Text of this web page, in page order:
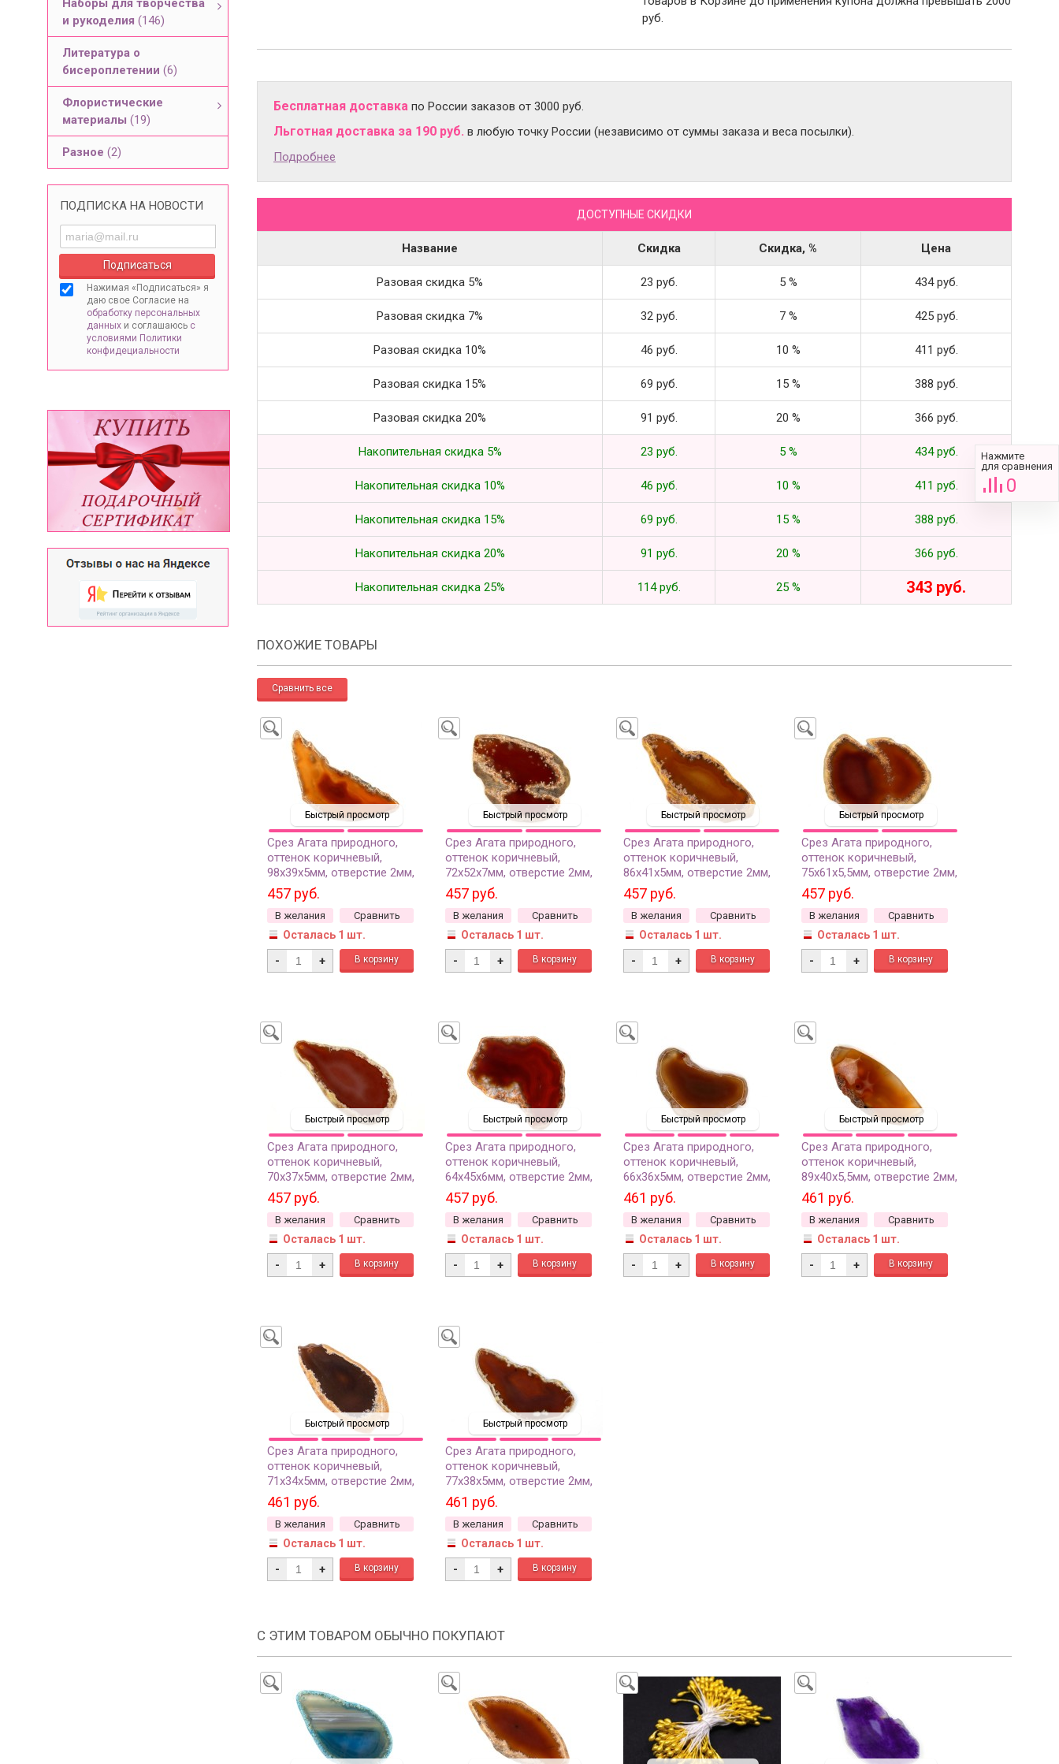
Наборы для творчества
и рукоделия (146)
Литература о
бисероплетении (6)
Флористические
материалы (19)
Разное (2)
ПОДПИСКА НА НОВОСТИ
Нажимая «Подписаться» я
даю свое Согласие на
обработку персональных
данных и соглашаюсь с
условиями Политики
конфидециальности
руб.
Бесплатная доставка по России заказов от 3000 руб.
Льготная доставка за 190 руб. в любую точку России (независимо от суммы заказа и веса посылки).
Подробнее
ДОСТУПНЫЕ СКИДКИ
Название Скидка Скидка, % Цена
Разовая скидка 5% 23 руб. 5 % 434 руб.
Разовая скидка 7% 32 руб. 7 % 425 руб.
Разовая скидка 10% 46 руб. 10 % 411 руб.
Разовая скидка 15% 69 руб. 15 % 388 руб.
Разовая скидка 20% 91 руб. 20 % 366 руб.
Накопительная скидка 5% 23 руб. 5 % 434 руб.
Накопительная скидка 10% 46 руб. 10 % 411 руб.
Накопительная скидка 15% 69 руб. 15 % 388 руб.
Накопительная скидка 20% 91 руб. 20 % 366 руб.
Накопительная скидка 25% 114 руб. 25 % 343 руб.
ПОХОЖИЕ ТОВАРЫ
Быстрый просмотр
Срез Агата природного,
оттенок коричневый,
98х39х5мм, отверстие 2мм,
37-214, 1шт
457 руб.
В желания Сравнить
Осталась 1 шт.
- +
Быстрый просмотр
Срез Агата природного,
оттенок коричневый,
72х52х7мм, отверстие 2мм,
37-235, 1шт
457 руб.
В желания Сравнить
Осталась 1 шт.
- +
Быстрый просмотр
Срез Агата природного,
оттенок коричневый,
86х41х5мм, отверстие 2мм,
37-375, 1шт
457 руб.
В желания Сравнить
Осталась 1 шт.
- +
Быстрый просмотр
Срез Агата природного,
оттенок коричневый,
75х61х5,5мм, отверстие 2мм,
37-376, 1шт
457 руб.
В желания Сравнить
Осталась 1 шт.
- +
Быстрый просмотр
Срез Агата природного,
оттенок коричневый,
70х37х5мм, отверстие 2мм,
37-382, 1шт
457 руб.
В желания Сравнить
Осталась 1 шт.
- +
Быстрый просмотр
Срез Агата природного,
оттенок коричневый,
64х45х6мм, отверстие 2мм,
37-386, 1шт
457 руб.
В желания Сравнить
Осталась 1 шт.
- +
Быстрый просмотр
Срез Агата природного,
оттенок коричневый,
66х36х5мм, отверстие 2мм,
37-222, 1шт
461 руб.
В желания Сравнить
Осталась 1 шт.
- +
Быстрый просмотр
Срез Агата природного,
оттенок коричневый,
89х40х5,5мм, отверстие 2мм,
37-216, 1шт
461 руб.
В желания Сравнить
Осталась 1 шт.
- +
Быстрый просмотр
Срез Агата природного,
оттенок коричневый,
71х34х5мм, отверстие 2мм,
37-215, 1шт
461 руб.
В желания Сравнить
Осталась 1 шт.
- +
Быстрый просмотр
Срез Агата природного,
оттенок коричневый,
77х38х5мм, отверстие 2мм,
37-224, 1шт
461 руб.
В желания Сравнить
Осталась 1 шт.
- +
С ЭТИМ ТОВАРОМ ОБЫЧНО ПОКУПАЮТ
Нажмите
для сравнения
0